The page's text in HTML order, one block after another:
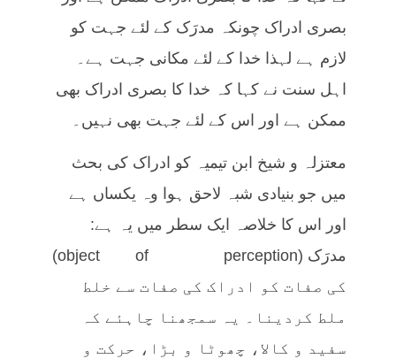
بصری ادراک چونکہ مدرَک کے لئے جہت کو
لازم ہے لہذا خدا کے لئے مکانی جہت ہے۔
اہل سنت نے کہا کہ خدا کا بصری ادراک بھی
ممکن ہے اور اس کے لئے جہت بھی نہیں۔
معتزلہ و شیخ ابن تیمیہ کو ادراک کی بحث
میں جو بنیادی شبہ لاحق ہوا وہ یکساں ہے
اور اس کا خلاصہ ایک سطر میں یہ ہے:
مدرَک (object of perception)
کی صفات کو ادراک کی صفات سے خلط
ملط کردینا۔ یہ سمجھنا چاہئے کہ
سفید و کالا، چھوٹا و بڑا، حرکت و